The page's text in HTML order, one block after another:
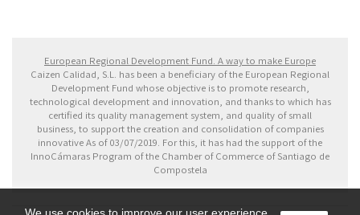
European Regional Development Fund. A way to make Europe
Caizen Calidad, S.L. has been a beneficiary of the European Regional
Development Fund whose objective is to promote research,
technological development and innovation, and thanks to which has
certified its quality management system, and quality of small
business, to support the creation and consolidation of companies
innovative As of 03/07/2019. For this, it has had the support of the
InnoCámaras Program of the Chamber of Commerce of Santiago de
Compostela